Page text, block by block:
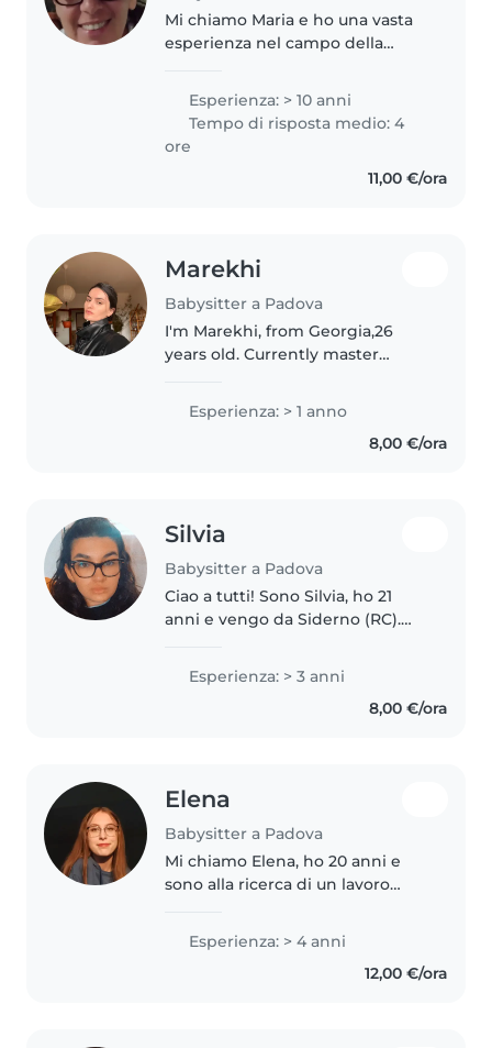
Mi chiamo Maria e ho una vasta
esperienza nel campo della
bambini di ogni età per oltre 10
anni. Sono una persona
responsabile, paziente e
fantasiosa,..
Esperienza: > 10 anni
Tempo di risposta medio: 4
ore
11,00 €/ora
Marekhi
Babysitter a Padova
I'm Marekhi, from Georgia,26
years old. Currently master
on program of applied sciences
to cultural heritage materials and
Esperienza: > 1 anno
8,00 €/ora
Silvia
Babysitter a Padova
Ciao a tutti! Sono Silvia, ho 21
anni e vengo da Siderno (RC).
Ingegneria a Padova da
studentessa fuori sede. Cerco un
lavoretto per poter essere un
Esperienza: > 3 anni
8,00 €/ora
Elena
Babysitter a Padova
Mi chiamo Elena, ho 20 anni e
sono alla ricerca di un lavoro
durante i weekend o le serate e a
Esperienza: > 4 anni
12,00 €/ora